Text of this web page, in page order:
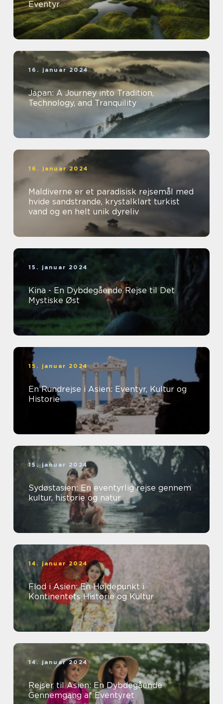
Eventyr
16. januar 2024
Japan: A Journey into Tradition,
Technology, and Tranquility
16. januar 2024
Maldiverne er et paradisisk rejsemål med
hvide sandstrande, krystalklart turkist
vand og en helt unik dyreliv
15. januar 2024
Kina - En Dybdegående Rejse til Det
Mystiske Øst
15. januar 2024
En Rundrejse i Asien: Eventyr, Kultur og
Historie
15. januar 2024
Sydøstasien: En eventyrlig rejse gennem
kultur, historie og natur
14. januar 2024
Flod i Asien: En Højdepunkt i
Kontinentets Historie og Kultur
14. januar 2024
Rejser til Asien: En Dybdegående
Gennemgang af Eventyret